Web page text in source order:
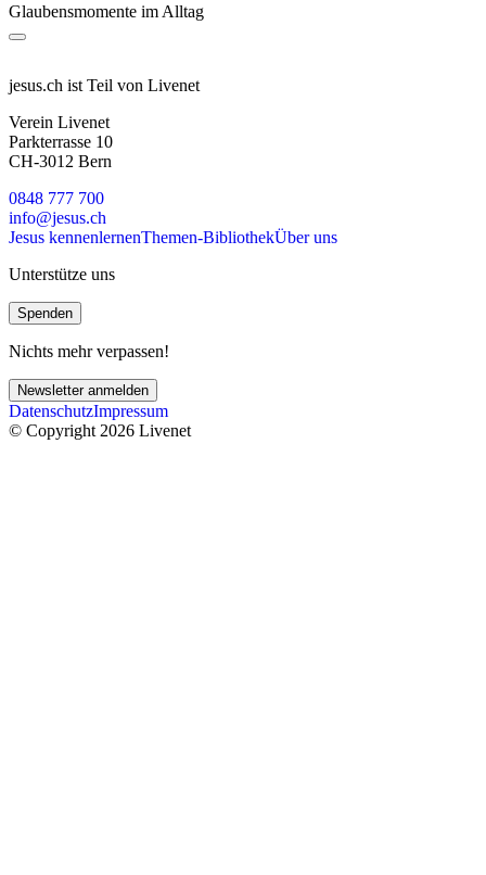
Glaubensmomente im Alltag
jesus.ch ist Teil von Livenet
Verein Livenet
Parkterrasse 10
CH-3012 Bern
0848 777 700
info@jesus.ch
Jesus kennenlernenThemen-BibliothekÜber uns
Unterstütze uns
Spenden
Nichts mehr verpassen!
Newsletter anmelden
DatenschutzImpressum
© Copyright 2026 Livenet